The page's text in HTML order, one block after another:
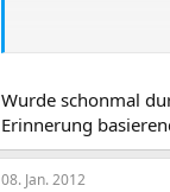
lg,
Wurde schonmal
Erinnerung
08. Jan. 2012